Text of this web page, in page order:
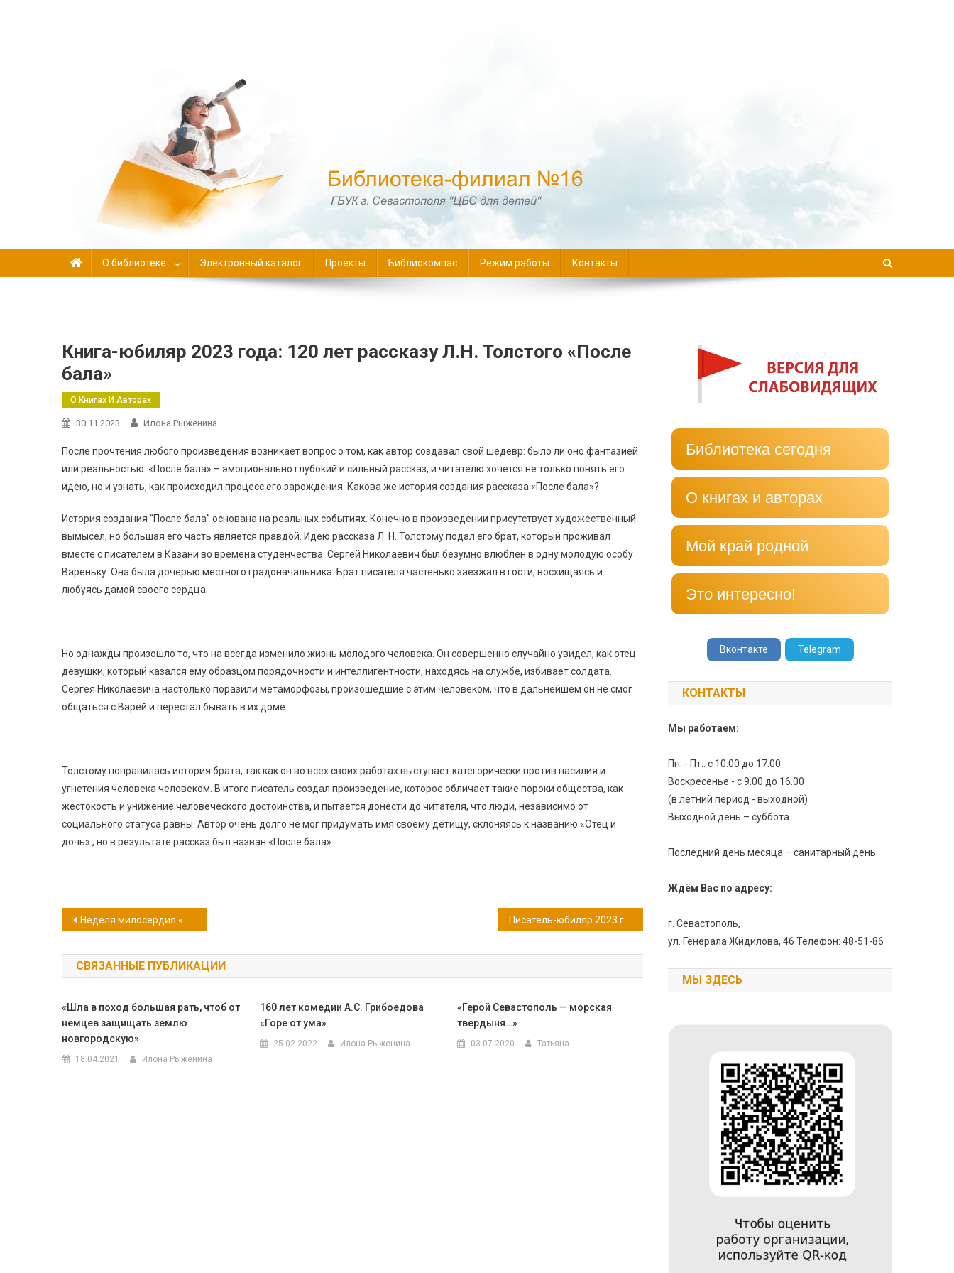
О библиотеке Электронный каталог Проекты Библиокомпас Режим работы Контакты
Книга-юбиляр 2023 года: 120 лет рассказу Л.Н. Толстого «После
бала»
О Книгах И Авторах
30.11.2023 Илона Рыженина
После прочтения любого произведения возникает вопрос о том, как автор создавал свой шедевр: было ли оно фантазией
или реальностью. «После бала» – эмоционально глубокий и сильный рассказ, и читателю хочется не только понять его
идею, но и узнать, как происходил процесс его зарождения. Какова же история создания рассказа «После бала»?
История создания “После бала” основана на реальных событиях. Конечно в произведении присутствует художественный
вымысел, но большая его часть является правдой. Идею рассказа Л. Н. Толстому подал его брат, который проживал
вместе с писателем в Казани во времена студенчества. Сергей Николаевич был безумно влюблен в одну молодую особу
Вареньку. Она была дочерью местного градоначальника. Брат писателя частенько заезжал в гости, восхищаясь и
любуясь дамой своего сердца.
Но однажды произошло то, что на всегда изменило жизнь молодого человека. Он совершенно случайно увидел, как отец
девушки, который казался ему образцом порядочности и интеллигентности, находясь на службе, избивает солдата.
Сергея Николаевича настолько поразили метаморфозы, произошедшие с этим человеком, что в дальнейшем он не смог
общаться с Варей и перестал бывать в их доме.
Толстому понравилась история брата, так как он во всех своих работах выступает категорически против насилия и
угнетения человека человеком. В итоге писатель создал произведение, которое обличает такие пороки общества, как
жестокость и унижение человеческого достоинства, и пытается донести до читателя, что люди, независимо от
социального статуса равны. Автор очень долго не мог придумать имя своему детищу, склоняясь к названию «Отец и
дочь» , но в результате рассказ был назван «После бала».
Навигация
по
записям
Неделя милосердия «Мир согреет доброта»
СВЯЗАННЫЕ ПУБЛИКАЦИИ
«Шла в поход большая рать, чтоб от
немцев защищать землю
новгородскую»
18.04.2021 Илона Рыженина
160 лет комедии А.С. Грибоедова
«Горе от ума»
25.02.2022 Илона Рыженина
«Герой Севастополь — морская
твердыня…»
03.07.2020 Татьяна
Библиотека сегодня
О книгах и авторах
Мой край родной
Это интересно!
Вконтакте Telegram
КОНТАКТЫ
Мы работаем:
Пн. - Пт.: с 10.00 до 17.00
Воскресенье - с 9.00 до 16.00
(в летний период - выходной)
Выходной день – суббота
Последний день месяца – санитарный день
Ждём Вас по адресу:
г. Севастополь,
ул. Генерала Жидилова, 46 Телефон: 48-51-86
МЫ ЗДЕСЬ